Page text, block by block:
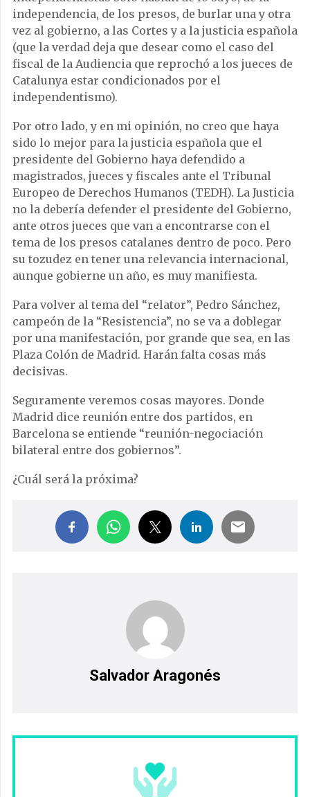
independencia, de los presos, de burlar una y otra
vez al gobierno, a las Cortes y a la justicia española
(que la verdad deja que desear como el caso del
fiscal de la Audiencia que reprochó a los jueces de
Catalunya estar condicionados por el
independentismo).
Por otro lado, y en mi opinión, no creo que haya
sido lo mejor para la justicia española que el
presidente del Gobierno haya defendido a
magistrados, jueces y fiscales ante el Tribunal
Europeo de Derechos Humanos (TEDH). La Justicia
no la debería defender el presidente del Gobierno,
ante otros jueces que van a encontrarse con el
tema de los presos catalanes dentro de poco. Pero
su tozudez en tener una relevancia internacional,
aunque gobierne un año, es muy manifiesta.
Para volver al tema del “relator”, Pedro Sánchez,
campeón de la “Resistencia”, no se va a doblegar
por una manifestación, por grande que sea, en las
Plaza Colón de Madrid. Harán falta cosas más
decisivas.
Seguramente veremos cosas mayores. Donde
Madrid dice reunión entre dos partidos, en
Barcelona se entiende “reunión-negociación
bilateral entre dos gobiernos”.
¿Cuál será la próxima?
Salvador Aragonés